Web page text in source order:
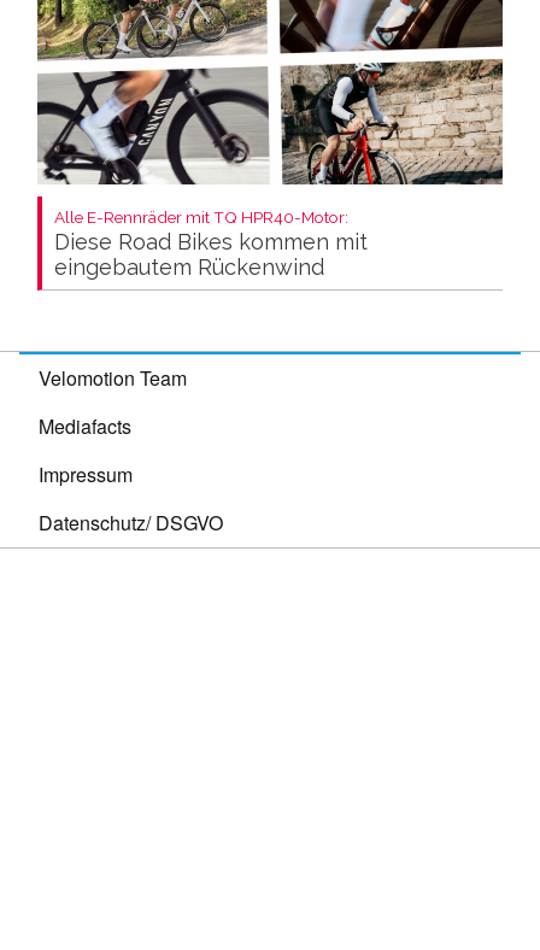
Alle E-Rennräder mit TQ HPR40-Motor:
Diese Road Bikes kommen mit
eingebautem Rückenwind
Velomotion Team
Mediafacts
Impressum
Datenschutz/ DSGVO